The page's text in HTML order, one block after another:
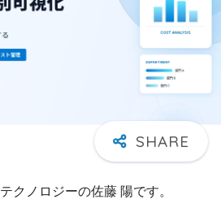
クノロジーの佐藤 陽です。